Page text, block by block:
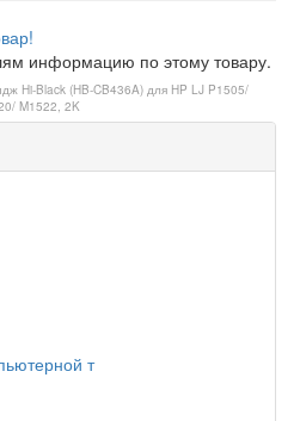
информацию по этому товару.
Hi-Black (HB-CB436A) для HP LJ P1505/
M1522, 2K
т